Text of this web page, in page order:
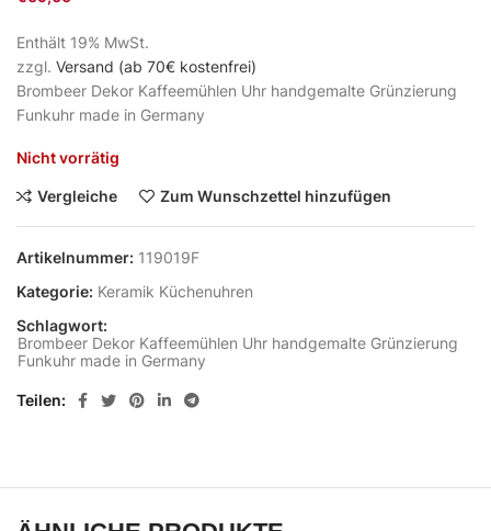
Enthält 19% MwSt.
zzgl. Versand (ab 70€ kostenfrei)
Brombeer Dekor Kaffeemühlen Uhr handgemalte Grünzierung
Funkuhr made in Germany
Nicht vorrätig
Vergleiche Zum Wunschzettel hinzufügen
Artikelnummer: 119019F
Kategorie: Keramik Küchenuhren
Schlagwort:
Brombeer Dekor Kaffeemühlen Uhr handgemalte Grünzierung
Funkuhr made in Germany
Teilen